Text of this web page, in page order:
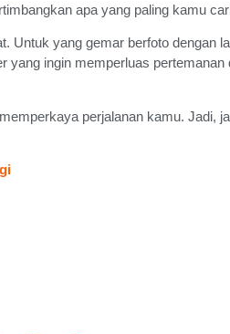
apa yang paling kamu
Untuk yang gemar berfoto dengan
ingin memperluas
perjalanan kamu. Jadi,